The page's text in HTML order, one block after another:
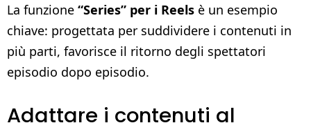
La funzione “Series” per i Reels è un esempio
chiave: progettata per suddividere i contenuti in
più parti, favorisce il ritorno degli spettatori
episodio dopo episodio.
Adattare i contenuti al